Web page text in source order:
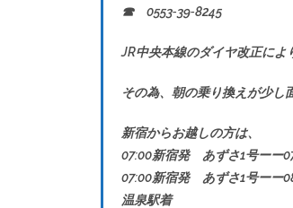
☎ 0553‐39‐8245
JR中央本線のダイヤ改正によ
その為、朝の乗り換えが少し
新宿からお越しの方は、
07:00新宿発 あずさ1号ーー
07:00新宿発 あずさ1号ーー
温泉駅着